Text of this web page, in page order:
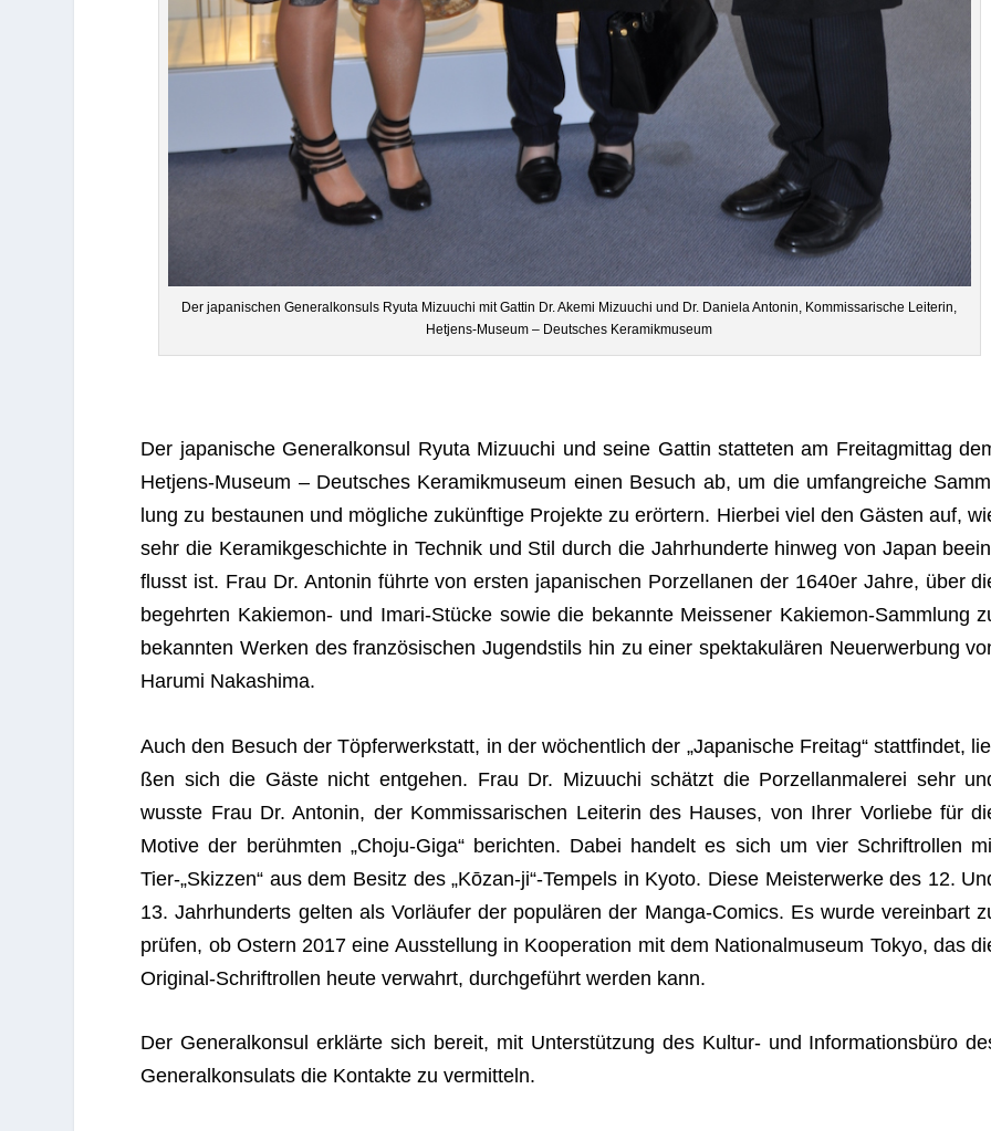
Der japa­ni­schen Gene­ral­kon­suls Ryuta Mizuuchi mit Gat­tin Dr. Akemi Mizuuchi und Dr. Daniela Anto­nin, Kom­mis­sa­ri­sche Lei­te­rin,
Het­jens-Museum – Deut­sches Keramikmuseum
Der japa­ni­sche Gene­ral­kon­sul Ryuta Mizuuchi und seine Gat­tin stat­te­ten am Frei­tag­mit­tag
Het­jens-Museum – Deut­sches Kera­mik­mu­seum einen Besuch ab, um die umfang­rei­che
lung zu bestau­nen und mög­li­che zukünf­tige Pro­jekte zu erör­tern. Hier­bei viel den Gäs­ten auf,
sehr die Kera­mik­ge­schichte in Tech­nik und Stil durch die Jahr­hun­derte hin­weg von Japan
flusst ist. Frau Dr. Anto­nin führte von ers­ten japa­ni­schen Por­zel­la­nen der 1640er Jahre, über
begehr­ten Kakie­mon- und Imari-Stü­cke sowie die bekannte Meis­se­ner Kakie­mon-Samm­lung
bekann­ten Wer­ken des fran­zö­si­schen Jugend­stils hin zu einer spek­ta­ku­lä­ren Neu­erwer­bung
Harumi Nakashima.
Auch den Besuch der Töp­fer­werk­statt, in der wöchent­lich der „Japa­ni­sche Frei­tag“ statt­fin­det,
ßen sich die Gäste nicht ent­ge­hen. Frau Dr. Mizuuchi schätzt die Por­zel­lan­ma­le­rei sehr
wusste Frau Dr. Anto­nin, der Kom­mis­sa­ri­schen Lei­te­rin des Hau­ses, von Ihrer Vor­liebe für
Motive der berühm­ten „Choju-Giga“ berich­ten. Dabei han­delt es sich um vier Schrift­rol­len
Tier-„Skizzen“ aus dem Besitz des „Kōzan-ji“-Tempels in Kyoto. Diese Meis­ter­werke des 12.
13. Jahr­hun­derts gel­ten als Vor­läu­fer der popu­lä­ren der Manga-Comics. Es wurde ver­ein­bart
prü­fen, ob Ostern 2017 eine Aus­stel­lung in Koope­ra­tion mit dem Natio­nal­mu­seum Tokyo, das
Ori­gi­nal-Schrift­rol­len heute ver­wahrt, durch­ge­führt wer­den kann.
Der Gene­ral­kon­sul erklärte sich bereit, mit Unter­stüt­zung des Kul­tur- und Infor­ma­ti­ons­büro
Gene­ral­kon­su­lats die Kon­takte zu vermitteln.